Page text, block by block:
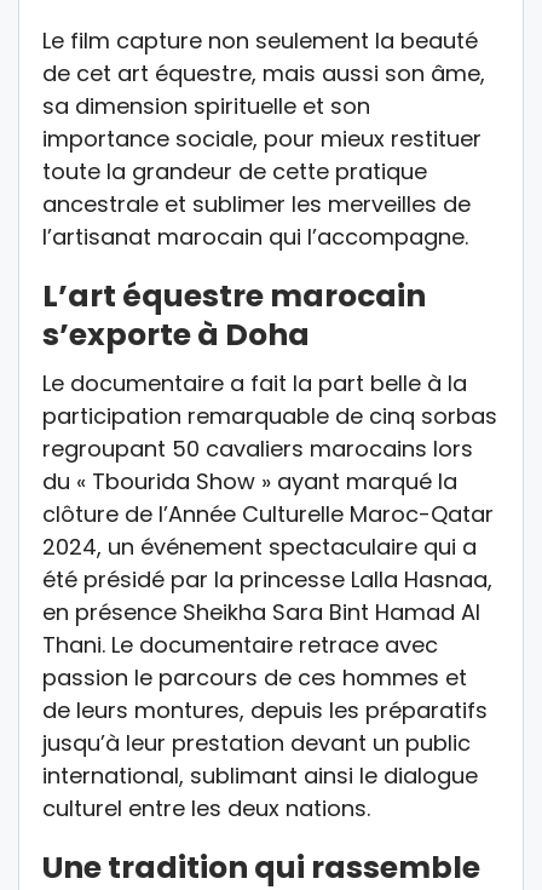
Le film capture non seulement la beauté
de cet art équestre, mais aussi son âme,
sa dimension spirituelle et son
importance sociale, pour mieux restituer
toute la grandeur de cette pratique
ancestrale et sublimer les merveilles de
l’artisanat marocain qui l’accompagne.
L’art équestre marocain
s’exporte à Doha
Le documentaire a fait la part belle à la
participation remarquable de cinq sorbas
regroupant 50 cavaliers marocains lors
du « Tbourida Show » ayant marqué la
clôture de l’Année Culturelle Maroc-Qatar
2024, un événement spectaculaire qui a
été présidé par la princesse Lalla Hasnaa,
en présence Sheikha Sara Bint Hamad Al
Thani. Le documentaire retrace avec
passion le parcours de ces hommes et
de leurs montures, depuis les préparatifs
jusqu’à leur prestation devant un public
international, sublimant ainsi le dialogue
culturel entre les deux nations.
Une tradition qui rassemble